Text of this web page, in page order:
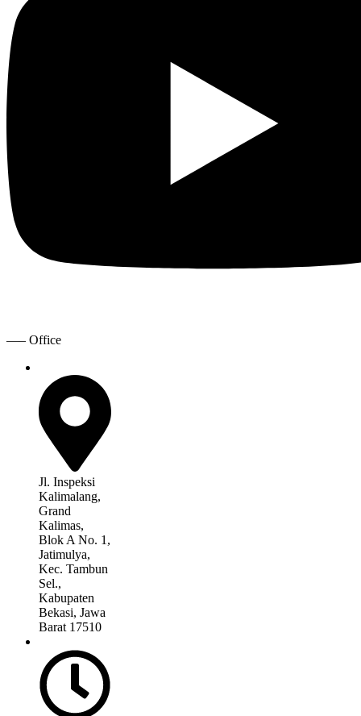
—– Office
Jl. Inspeksi
Kalimalang,
Grand
Kalimas,
Blok A No. 1,
Jatimulya,
Kec. Tambun
Sel.,
Kabupaten
Bekasi, Jawa
Barat 17510